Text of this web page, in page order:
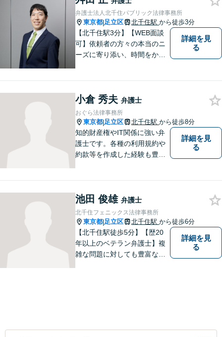
弁護士法人北千住パブリック法律事務所
東京都|足立区 北千住駅 から徒歩3分
【北千住駅3分】【WEB面談
可】依頼者の方々の本当のニ
ーズに寄り添い、時間をかけ
解決を見つけ出すことを目指
します。
詳細を見
る
小倉 秀夫 弁護士
おぐら法律事務所
東京都|足立区 北千住駅 から徒歩8分
知的財産権やIT関係に強い弁
護士です。各種の利用規約や
約款等を作成した経験も豊富
ット上での誹謗中傷対策も得
意です。
詳細を見
る
池田 俊雄 弁護士
北千住フェニックス法律事務所
東京都|足立区 北千住駅 から徒歩6分
【北千住駅徒歩5分】【歴20
年以上のベテラン弁護士】複
雑な問題に対しても豊富な経
詳細を見
る